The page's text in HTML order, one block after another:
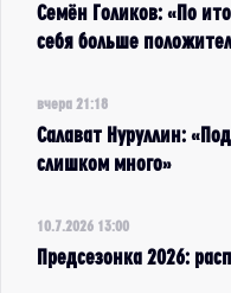
Семён Голиков: «По
себя больше
вчера 21:18
Салават Нуруллин:
слишком много»
10.7.2026 13:00
Предсезонка 2026: